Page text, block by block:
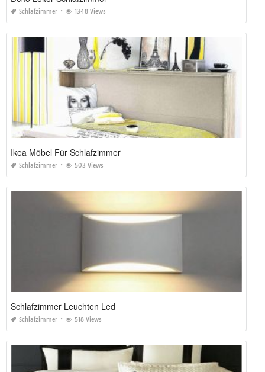
Schlafzimmer 1348 Views
Ikea Möbel Für Schlafzimmer
Schlafzimmer 503 Views
Schlafzimmer Leuchten Led
Schlafzimmer 518 Views